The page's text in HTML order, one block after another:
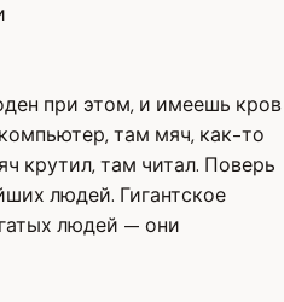
при этом, и имеешь кров
там мяч, как-то
крутил, там читал. Поверь
людей. Гигантское
людей — они